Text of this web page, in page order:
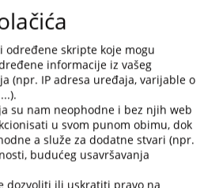
ПРЕГЛЕДА
određene skripte koje mogu
informacije iz vašeg
(npr. IP adresa uređaja, varijable o
su nam neophodne i bez njih web
u svom punom obimu, dok
a služe za dodatne stvari (npr.
budućeg usavršavanja
dozvoliti ili uskratiti pravo na